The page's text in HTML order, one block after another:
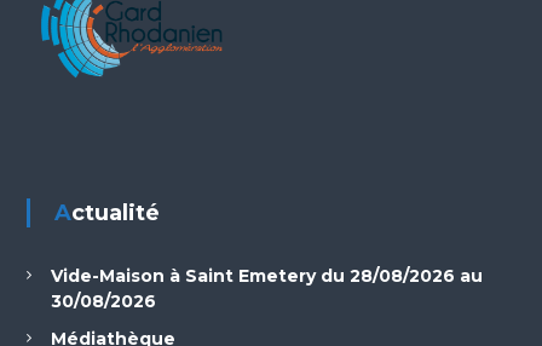
Actualité
Vide-Maison à Saint Emetery du 28/08/2026 au
30/08/2026
Médiathèque